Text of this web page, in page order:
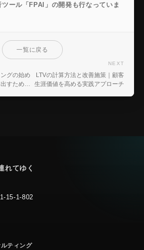
ール「FPAI」の開発も行なっていま
グの始め
すための
一覧に戻る
NEXT
LTVの計算方法と改善施策｜顧客
生涯価値を高める実践アプローチ
れてゆく
15-1-802
ティング